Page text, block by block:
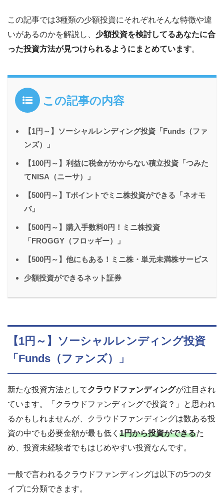
この記事では3種類の少額投資にそれぞれそんな特徴や違
いがあるのかを解説し、 少額投資を検討してるあなたに合
った投資方法が見つけられるようにまとめています。
この記事の内容
【1円～】ソーシャルレンディング投資「Funds（ファ
ンズ）」
【100円～】利益に税金がかからない積立投資「つみた
てNISA（ニーサ）」
【500円～】Tポイントでミニ株投資ができる「ネオモ
バ」
【500円～】購入手数料0円！ミニ株投資
「FROGGY（フロッギー）」
【500円～】他にもある！ミニ株・単元未満株サービス
少額投資ができるネット証券
【1円～】ソーシャルレンディング投資
「Funds（ファンズ）」
新たな投資方法としてクラウドファンディングが注目され
ています。「クラウドファンディングで投資？」と思われ
るかもしれませんが、クラウドファンディングは数ある投
資の中でも必要金額が最も低く 1円から投資ができるた
め、投資未経験者でもはじめやすい投資なんです。
一般で言われるクラウドファンディングは以下の5つのタ
イプに分類できます。